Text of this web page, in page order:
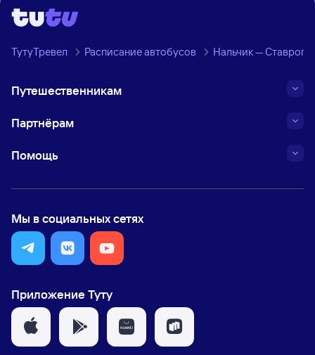
ТутуТревел Расписание автобусов Нальчик —
Путешественникам
Партнёрам
Помощь
Мы в социальных сетях
Приложение Туту